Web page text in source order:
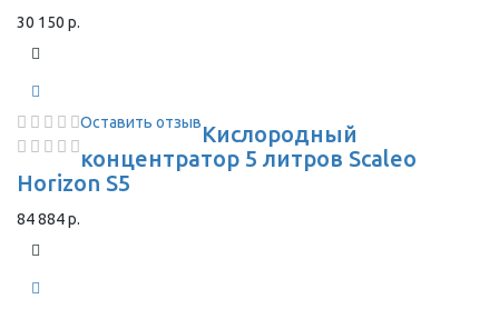
30 150 р.
Оставить отзывКислородный
концентратор 5 литров Scaleo
Horizon S5
84 884 р.